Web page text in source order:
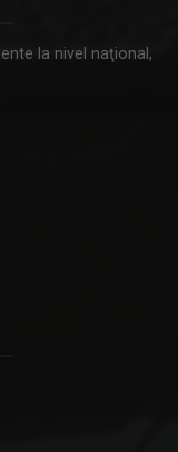
la nivel naţional,